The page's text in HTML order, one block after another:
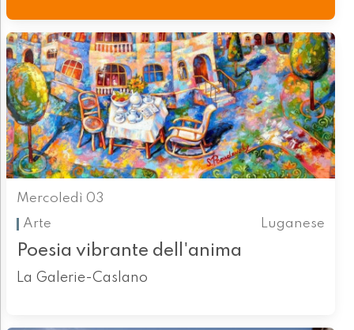
Mercoledì 03
Arte
Luganese
Poesia vibrante dell'anima
La Galerie-Caslano